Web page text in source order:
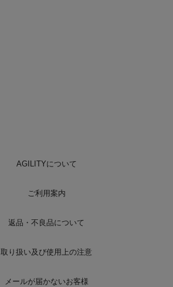
AGILITYについて
ご利用案内
返品・不良品について
取り扱い及び使用上の注意
メールが届かないお客様